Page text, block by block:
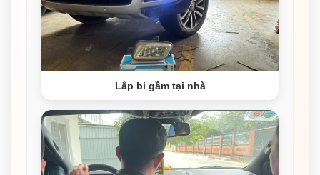
Lắp bi gầm tại nhà